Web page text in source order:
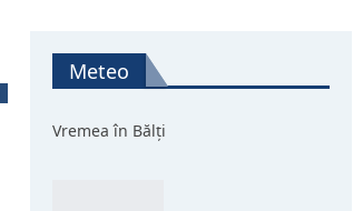
Meteo
Vremea în Bălți